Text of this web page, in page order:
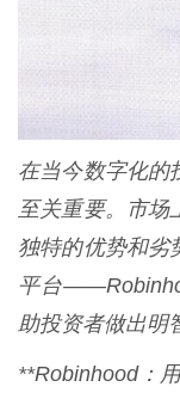
在当今数字化的
至关重要。市场
独特的优势和劣
平台
助投资者做出明
**Robinhood：